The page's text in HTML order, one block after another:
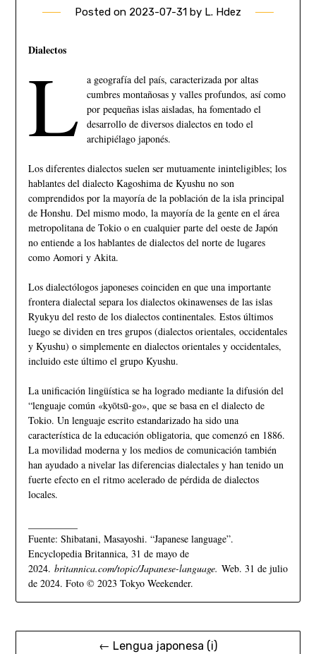
Posted on 2023-07-31 by L. Hdez
Dialectos
L
a geografía del país, caracterizada por altas
cumbres montañosas y valles profundos, así como
por pequeñas islas aisladas, ha fomentado el
desarrollo de diversos dialectos en todo el
archipiélago japonés.
Los diferentes dialectos suelen ser mutuamente ininteligibles; los
hablantes del dialecto Kagoshima de Kyushu no son
comprendidos por la mayoría de la población de la isla principal
de Honshu. Del mismo modo, la mayoría de la gente en el área
metropolitana de Tokio o en cualquier parte del oeste de Japón
no entiende a los hablantes de dialectos del norte de lugares
como Aomori y Akita.
Los dialectólogos japoneses coinciden en que una importante
frontera dialectal separa los dialectos okinawenses de las islas
Ryukyu del resto de los dialectos continentales. Estos últimos
luego se dividen en tres grupos (dialectos orientales, occidentales
y Kyushu) o simplemente en dialectos orientales y occidentales,
incluido este último el grupo Kyushu.
La unificación lingüística se ha logrado mediante la difusión del
“lenguaje común «kyōtsū-go», que se basa en el dialecto de
Tokio. Un lenguaje escrito estandarizado ha sido una
característica de la educación obligatoria, que comenzó en 1886.
La movilidad moderna y los medios de comunicación también
han ayudado a nivelar las diferencias dialectales y han tenido un
fuerte efecto en el ritmo acelerado de pérdida de dialectos
locales.
Fuente: Shibatani, Masayoshi. “Japanese language”.
Encyclopedia Britannica, 31 de mayo de
2024. britannica.com/topic/Japanese-language. Web. 31 de julio
de 2024. Foto © 2023 Tokyo Weekender.
← Lengua japonesa (i)